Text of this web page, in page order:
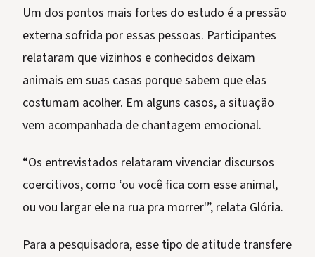
Um dos pontos mais fortes do estudo é a pressão
externa sofrida por essas pessoas. Participantes
relataram que vizinhos e conhecidos deixam
animais em suas casas porque sabem que elas
costumam acolher. Em alguns casos, a situação
vem acompanhada de chantagem emocional.
“Os entrevistados relataram vivenciar discursos
coercitivos, como ‘ou você fica com esse animal,
ou vou largar ele na rua pra morrer'”, relata Glória.
Para a pesquisadora, esse tipo de atitude transfere